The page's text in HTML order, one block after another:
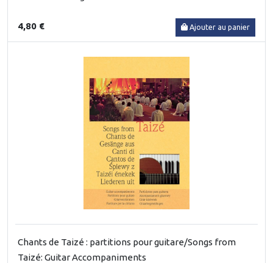
4,80 € Ajouter au panier
Chants de Taizé : partitions pour guitare/Songs from
Taizé: Guitar Accompaniments